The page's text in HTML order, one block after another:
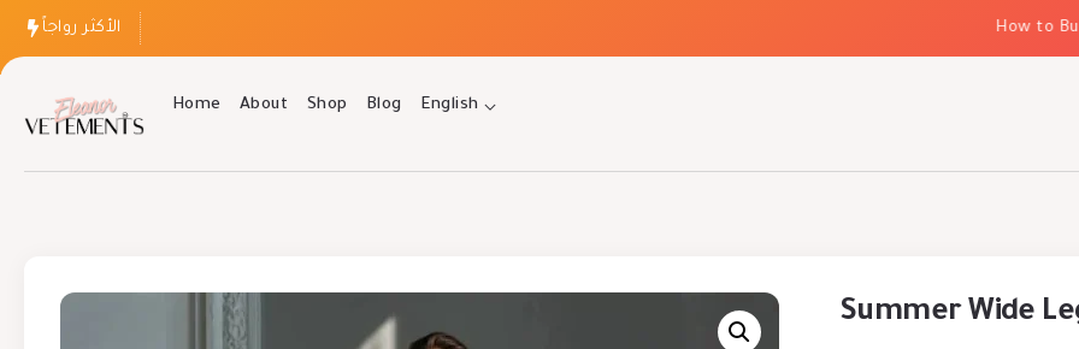
الأكثر رواجاً How to Build
Home About Shop Blog English
Summer Wide